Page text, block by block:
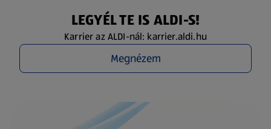
LEGYÉL TE IS ALDI-S!
Karrier az ALDI-nál: karrier.aldi.hu
Megnézem